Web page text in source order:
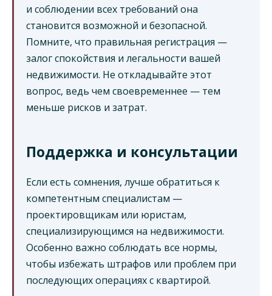
и соблюдении всех требований она
становится возможной и безопасной.
Помните, что правильная регистрация —
залог спокойствия и легальности вашей
недвижимости. Не откладывайте этот
вопрос, ведь чем своевременнее — тем
меньше рисков и затрат.
Поддержка и консультации
Если есть сомнения, лучше обратиться к
компетентным специалистам —
проектировщикам или юристам,
специализирующимся на недвижимости.
Особенно важно соблюдать все нормы,
чтобы избежать штрафов или проблем при
последующих операциях с квартирой.